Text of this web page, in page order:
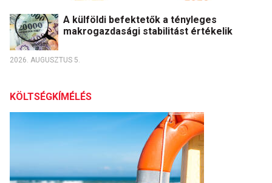
A külföldi befektetők a tényleges
makrogazdasági stabilitást értékelik
2026. AUGUSZTUS 5.
KÖLTSÉGKÍMÉLÉS